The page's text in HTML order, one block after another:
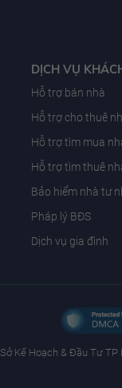
DỊCH VỤ
Hỗ trợ bán nhà
Hỗ trợ cho thuê
Hỗ trợ tìm mua
Hỗ trợ tìm thuê
Bảo hiểm nhà tư
Pháp lý BĐS
Dịch vụ gia đình
Sở Kế Hoạch & Ðầu Tư